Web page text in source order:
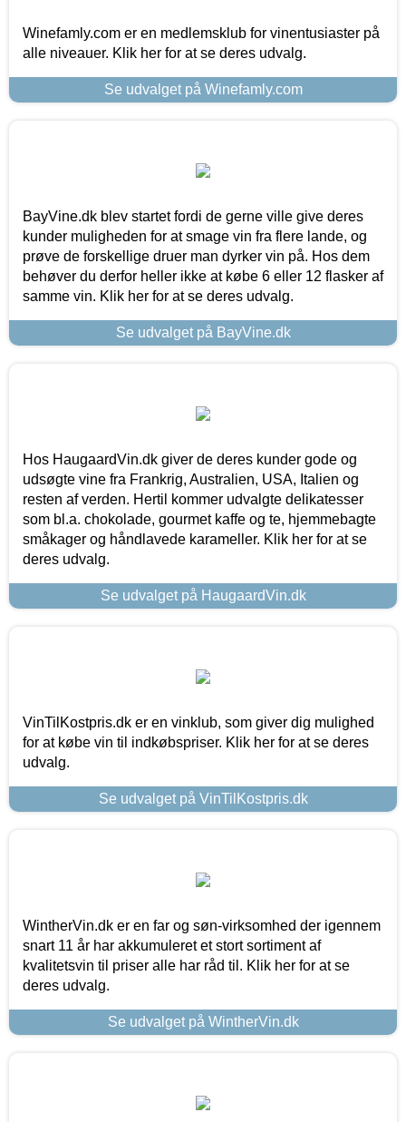
Winefamly.com er en medlemsklub for vinentusiaster på
alle niveauer. Klik her for at se deres udvalg.
Se udvalget på Winefamly.com
BayVine.dk blev startet fordi de gerne ville give deres
kunder muligheden for at smage vin fra flere lande, og
prøve de forskellige druer man dyrker vin på. Hos dem
behøver du derfor heller ikke at købe 6 eller 12 flasker af
samme vin. Klik her for at se deres udvalg.
Se udvalget på BayVine.dk
Hos HaugaardVin.dk giver de deres kunder gode og
udsøgte vine fra Frankrig, Australien, USA, Italien og
resten af verden. Hertil kommer udvalgte delikatesser
som bl.a. chokolade, gourmet kaffe og te, hjemmebagte
småkager og håndlavede karameller. Klik her for at se
deres udvalg.
Se udvalget på HaugaardVin.dk
VinTilKostpris.dk er en vinklub, som giver dig mulighed
for at købe vin til indkøbspriser. Klik her for at se deres
udvalg.
Se udvalget på VinTilKostpris.dk
WintherVin.dk er en far og søn-virksomhed der igennem
snart 11 år har akkumuleret et stort sortiment af
kvalitetsvin til priser alle har råd til. Klik her for at se
deres udvalg.
Se udvalget på WintherVin.dk